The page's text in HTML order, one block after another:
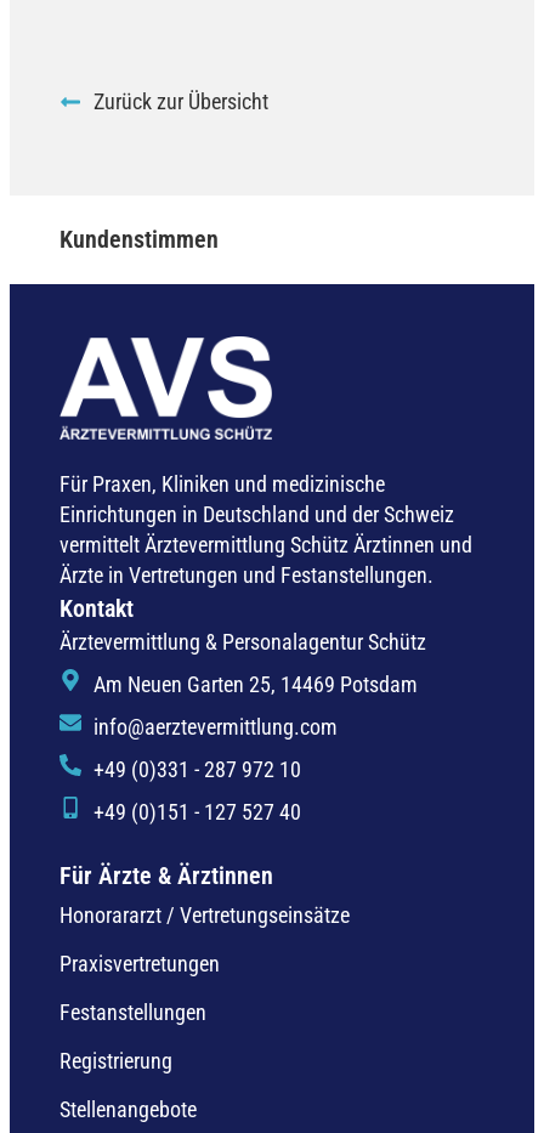
Zurück zur Übersicht
Kundenstimmen
Für Praxen, Kliniken und medizinische
Einrichtungen in Deutschland und der Schweiz
vermittelt Ärztevermittlung Schütz Ärztinnen und
Ärzte in Vertretungen und Festanstellungen.
Für Ärzte & Ärztinnen
Honorararzt / Vertretungseinsätze
Praxisvertretungen
Festanstellungen
Registrierung
Stellenangebote
Kontakt
Ärztevermittlung & Personalagentur Schütz
Am Neuen Garten 25, 14469 Potsdam
info@aerztevermittlung.com
+49 (0)331 - 287 972 10
+49 (0)151 - 127 527 40